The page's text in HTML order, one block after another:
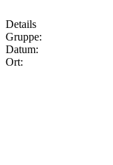
Details
Gruppe:
Datum:
Ort: